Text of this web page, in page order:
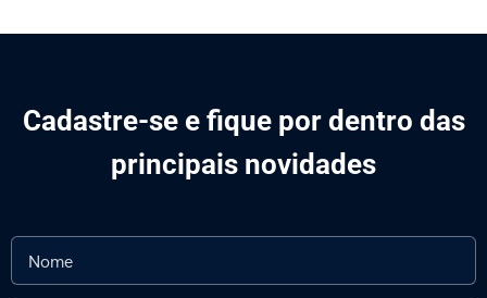
Cadastre-se e fique por dentro das
principais novidades